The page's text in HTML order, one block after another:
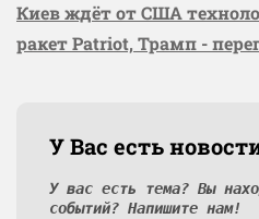
Киев ждёт от США
ракет Patriot, Трамп -
У Вас есть
У вас есть тема? Вы
событий? Напишите нам!